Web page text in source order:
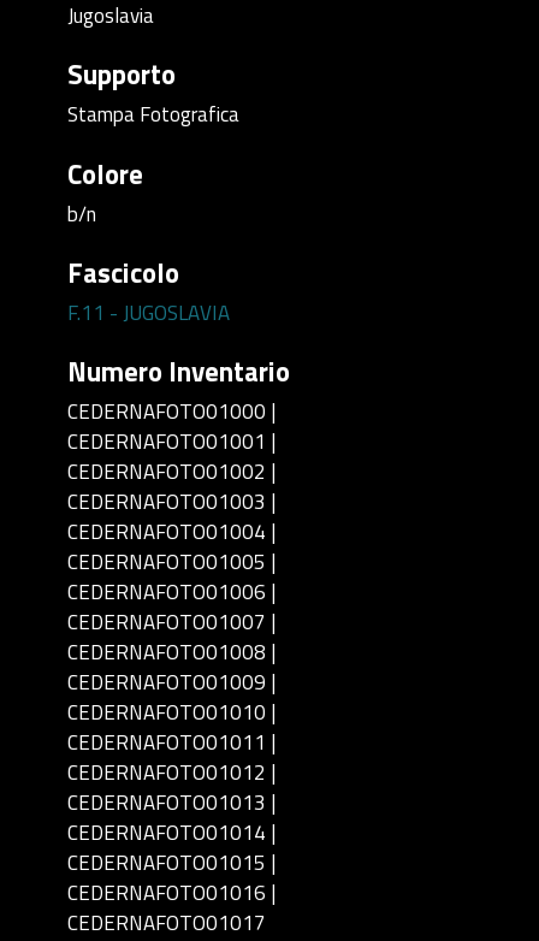
Jugoslavia
Supporto
Stampa Fotografica
Colore
b/n
Fascicolo
F.11 - JUGOSLAVIA
Numero Inventario
CEDERNAFOTO01000 |
CEDERNAFOTO01001 |
CEDERNAFOTO01002 |
CEDERNAFOTO01003 |
CEDERNAFOTO01004 |
CEDERNAFOTO01005 |
CEDERNAFOTO01006 |
CEDERNAFOTO01007 |
CEDERNAFOTO01008 |
CEDERNAFOTO01009 |
CEDERNAFOTO01010 |
CEDERNAFOTO01011 |
CEDERNAFOTO01012 |
CEDERNAFOTO01013 |
CEDERNAFOTO01014 |
CEDERNAFOTO01015 |
CEDERNAFOTO01016 |
CEDERNAFOTO01017